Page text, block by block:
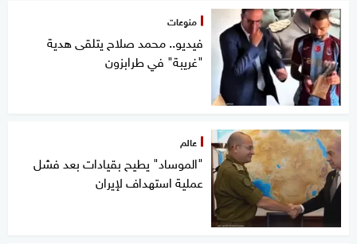
منوعات
فيديو.. محمد صلاح يتلقى هدية
"غريبة" في طرابزون
عالم
"الموساد" يطيح بقيادات بعد فشل
عملية استهداف لإيران